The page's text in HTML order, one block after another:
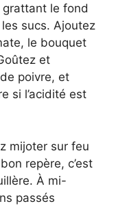
le fond
sucs. Ajoutez
le bouquet
et
poivre, et
si l’acidité est
mijoter sur feu
repère, c’est
À mi-
passés